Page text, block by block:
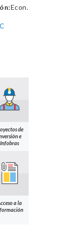
Econ.
de
e
Infobras
a la